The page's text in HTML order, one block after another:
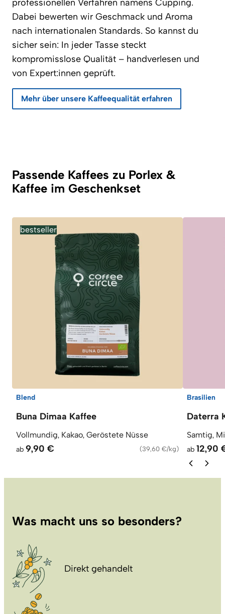
professionellen Verfahren namens Cupping.
Dabei bewerten wir Geschmack und Aroma
nach internationalen Standards. So kannst du
sicher sein: In jeder Tasse steckt
kompromisslose Qualität – handverlesen und
von Expert:innen geprüft.
Mehr über unsere Kaffeequalität erfahren
Passende Kaffees zu Porlex &
Kaffee im Geschenkset
bestseller
Blend
Buna Dimaa Kaffee
Vollmundig, Kakao, Geröstete Nüsse
ab 9,90 € (39,60 €/kg)
Brasilien
Daterra
Samtig,
ab 12,90
Was macht uns so besonders?
Direkt gehandelt